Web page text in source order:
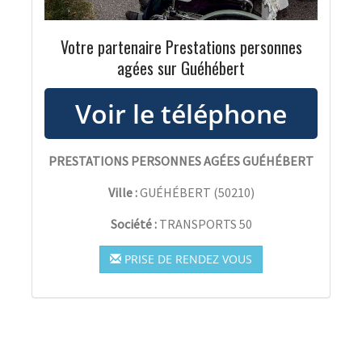
Votre partenaire Prestations personnes
agées sur Guéhébert
PRESTATIONS PERSONNES AGÉES GUÉHÉBERT
Ville :GUÉHÉBERT (50210)
Société : TRANSPORTS 50
PRISE DE RENDEZ VOUS